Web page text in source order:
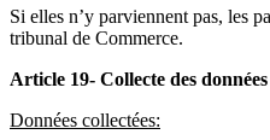
Si elles n’y parviennent pas, les
tribunal de Commerce.
Article 19- Collecte des
Données collectées: